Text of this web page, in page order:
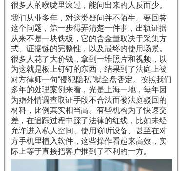
很多人的喉咙里滚过，能问出来的人反而少。
我们从业多年，对这类疑问并不陌生。要回答
这个问题，第一步得弄清楚一件事，出轨证据
从来不是一块铁板，它的含金量取决于采集方
式、证据链的完整性，以及最终的使用场景。
很多人花了大价钱，拿到一堆照片和视频，以
为这就是板上钉钉的东西，结果到了法庭上被
对方律师一句“侵犯隐私”就全盘否定。按照我们
多年的处理案例来看，光是上海一地，每年因
为婚外情调查取证手段不合法而被法庭驳回的
材料，比例其实相当高。有些机构为了快速交
差，在追踪过程中踩了法律的红线，比如未经
允许进入私人空间、使用窃听设备、甚至在对
方手机里植入软件，这些操作看起来高效，实
际上等于直接把客户推到了不利的一方。